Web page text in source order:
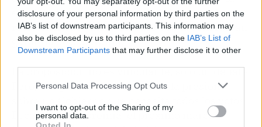
disclosure of your personal information by third parties on the
IAB’s list of downstream participants. This information may
also be disclosed by us to third parties on the IAB’s List of
Downstream Participants that may further disclose it to other
Personal Data Processing Opt Outs
I want to opt-out of the Sharing of my
personal data.
eliminación de la unanimidad choca con la
resistencia de varios Estados que la consideran
garantía de soberanía.
La proposición no es vinculante, solo un debate.
Pero, de aprobarse, aumentaría la presión
El calendario apremia: el próximo marco